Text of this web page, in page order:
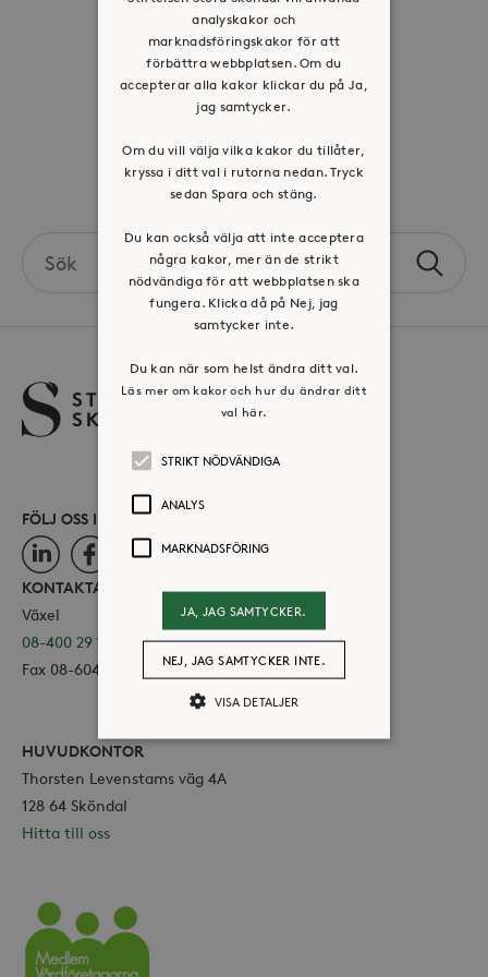
Visselblåsartjänst
Jobba hos oss
Volontär hos Stora Sköndal
the
Sök
FÖLJ OSS I SOCIALA MEDIER
LinkedInFacebookInstagram
KONTAKTA OSS
Växel
08-400 29 100
Fax 08-604 11 16
HUVUDKONTOR
Thorsten Levenstams väg 4A
128 64 Sköndal
Hitta till oss
Vårdföretagarna
analyskakor och
marknadsföringskakor för att
förbättra webbplatsen. Om du
accepterar alla kakor klickar du på Ja,
jag samtycker.
Om du vill välja vilka kakor du tillåter,
kryssa i ditt val i rutorna nedan. Tryck
sedan Spara och stäng.
Du kan också välja att inte acceptera
några kakor, mer än de strikt
nödvändiga för att webbplatsen ska
fungera. Klicka då på Nej, jag
samtycker inte.
Du kan när som helst ändra ditt val.
Läs mer om kakor och hur du ändrar ditt
val här.
STRIKT NÖDVÄNDIGA
ANALYS
MARKNADSFÖRING
JA, JAG SAMTYCKER.
NEJ, JAG SAMTYCKER INTE.
VISA DETALJER
Strikt nödvändiga
kontohantering. Webbplatsen kan inte
användas ordentligt utan strikt
nödvändiga cookies.